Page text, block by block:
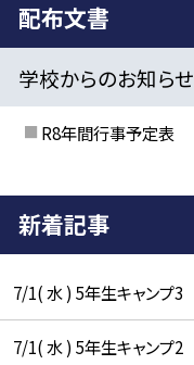
配布文書
学校からのお知らせ
R8年間行事予定表
新着記事
7/1( 水 ) 5年生キャンプ3
7/1( 水 ) 5年生キャンプ2